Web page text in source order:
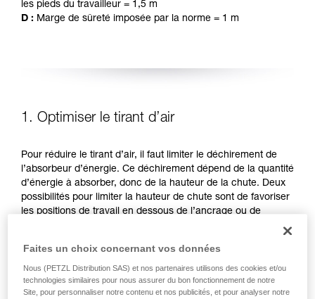
les pieds du travailleur = 1,5 m
D : Marge de sûreté imposée par la norme = 1 m
1. Optimiser le tirant d’air
Pour réduire le tirant d’air, il faut limiter le déchirement de
l’absorbeur d’énergie. Ce déchirement dépend de la quantité
d’énergie à absorber, donc de la hauteur de la chute. Deux
possibilités pour limiter la hauteur de chute sont de favoriser
les positions de travail en dessous de l’ancrage ou de
L’ANCRAGE
Faites un choix concernant vos données
Nous (PETZL Distribution SAS) et nos partenaires utilisons des cookies et/ou
technologies similaires pour nous assurer du bon fonctionnement de notre
Site, pour personnaliser notre contenu et nos publicités, et pour analyser notre